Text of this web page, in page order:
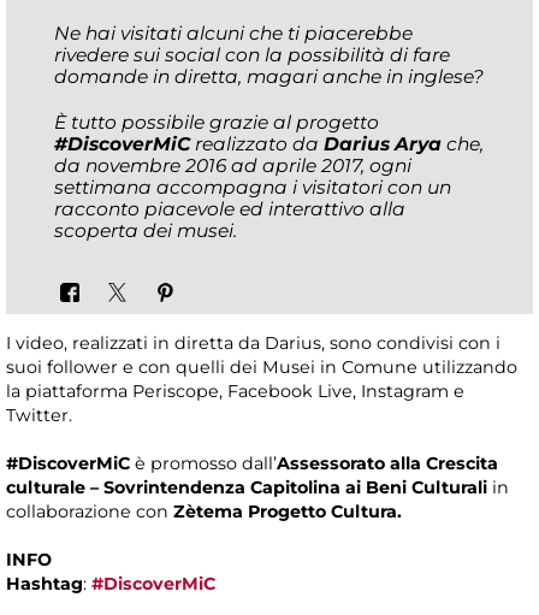
Ne hai visitati alcuni che ti piacerebbe
rivedere sui social con la possibilità di fare
domande in diretta, magari anche in inglese?
È tutto possibile grazie al progetto
#DiscoverMiCrealizzato da Darius Arya che,
da novembre 2016 ad aprile 2017, ogni
settimana accompagna i visitatori con un
racconto piacevole ed interattivo alla
scoperta dei musei.
I video, realizzati in diretta da Darius, sono condivisi con i
suoi follower e con quelli dei Musei in Comune utilizzando
la piattaforma Periscope, Facebook Live, Instagram e
Twitter.
#DiscoverMiC è promosso dall’Assessorato alla Crescita
culturale – Sovrintendenza Capitolina ai Beni Culturali in
collaborazione con Zètema Progetto Cultura.
INFO
Hashtag: #DiscoverMiC